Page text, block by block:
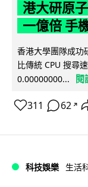
港大研原
一億倍 手
香港大學團隊成功
比傳統 CPU 搜尋
0.00000000...
閱
311 62 ↗
科技娛樂 生活